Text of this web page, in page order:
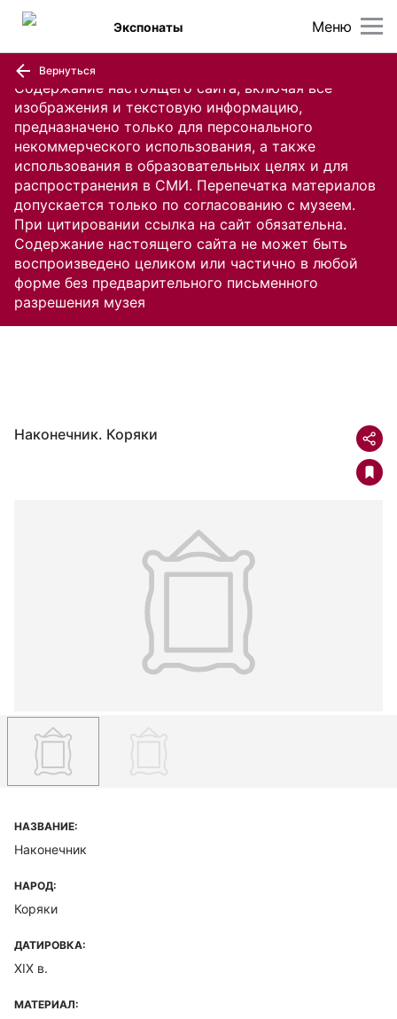
Содержание настоящего сайта, включая все
изображения и текстовую информацию,
предназначено только для персонального
некоммерческого использования, а также
использования в образовательных целях и для
распространения в СМИ. Перепечатка материалов
допускается только по согласованию с музеем.
При цитировании ссылка на сайт обязательна.
Содержание настоящего сайта не может быть
воспроизведено целиком или частично в любой
форме без предварительного письменного
разрешения музея
Меню
Экспонаты
Вернуться
Наконечник. Коряки
НАЗВАНИЕ:
Наконечник
НАРОД:
Коряки
ДАТИРОВКА:
XIX в.
МАТЕРИАЛ: